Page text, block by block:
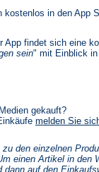
kostenlos in den App
App findet sich eine
sein" mit Einblick in
gekauft?
melden Sie
den einzelnen
einen Artikel in den
dann auf den